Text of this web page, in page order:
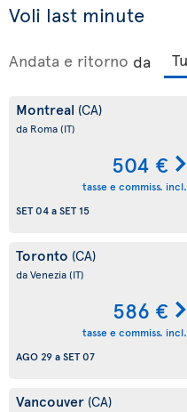
Voli last minute
Andata e ritorno da
Montreal (CA)
da Roma(IT)
504 €
tasse e commiss. incl.
SET 04aSET 15
Toronto (CA)
da Venezia(IT)
586 €
tasse e commiss. incl.
AGO 29aSET 07
Vancouver (CA)